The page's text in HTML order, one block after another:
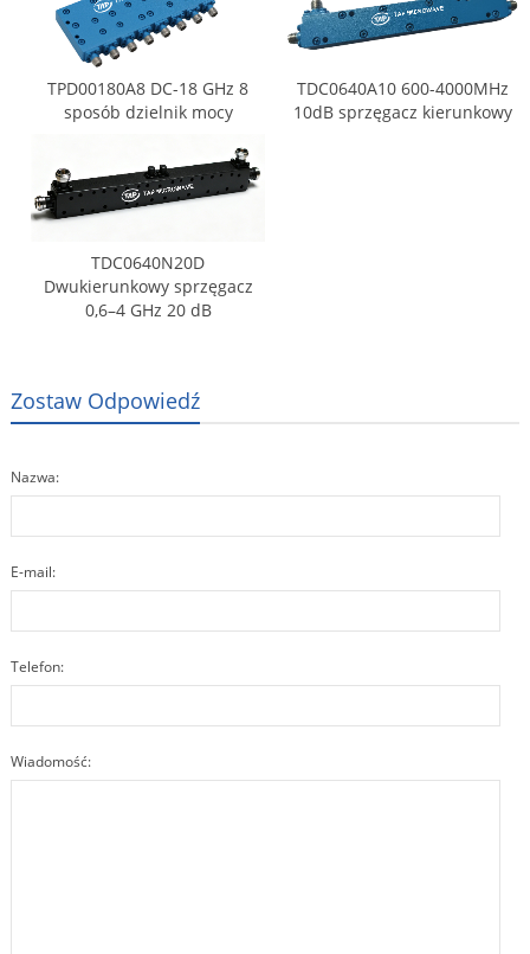
TPD00180A8 DC-18 GHz 8
sposób dzielnik mocy
TDC0640A10 600-4000MHz
10dB sprzęgacz kierunkowy
TDC0640N20D
Dwukierunkowy sprzęgacz
0,6–4 GHz 20 dB
Zostaw Odpowiedź
Nazwa:
E-mail:
Telefon:
Wiadomość: